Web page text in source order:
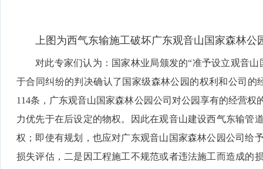
上图为西气东输施工破坏广东观音山国家森林公
对此专家们认为：国家林业局颁发的“准予设立观音
于合同纠纷的判决确认了国家级森林公园的权利和公司
114条，广东观音山国家森林公园公司对公园享有的经营
力优先于在后设定的物权。因此在观音山建设西气东输管
权；即使有规划，也应对广东观音山国家森林公园公司给
损失评估，二是因工程施工不规范或者违法施工而造成的